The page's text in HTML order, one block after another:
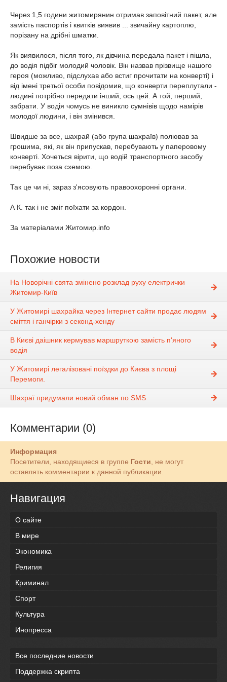
Через 1,5 години житомирянин отримав заповітний пакет, але
замість паспортів і квитків виявив ... звичайну картоплю,
порізану на дрібні шматки.
Як виявилося, після того, як дівчина передала пакет і пішла,
до водія підбіг молодий чоловік. Він назвав прізвище нашого
героя (можливо, підслухав або встиг прочитати на конверті) і
від імені третьої особи повідомив, що конверти переплутали -
людині потрібно передати інший, ось цей. А той, перший,
забрати. У водія чомусь не виникло сумнівів щодо намірів
молодої людини, і він змінився.
Швидше за все, шахрай (або група шахраїв) полював за
грошима, які, як він припускав, перебувають у паперовому
конверті. Хочеться вірити, що водій транспортного засобу
перебуває поза схемою.
Так це чи ні, зараз з'ясовують правоохоронні органи.
А К. так і не зміг поїхати за кордон.
За матеріалами Житомир.info
Похожие новости
На Новорічні свята змінено розклад руху електрички
Житомир-Київ
У Житомирі шахрайка через Інтернет сайти продає людям
сміття і ганчірки з секонд-хенду
В Києві даішник кермував маршруткою замість п'яного
водія
У Житомирі легалізовані поїздки до Києва з площі
Перемоги.
Шахраї придумали новий обман по SMS
Комментарии (0)
Информация
Посетители, находящиеся в группе Гости, не могут
оставлять комментарии к данной публикации.
Навигация
О сайте
В мире
Экономика
Религия
Криминал
Спорт
Культура
Инопресса
Все последние новости
Поддержка скрипта